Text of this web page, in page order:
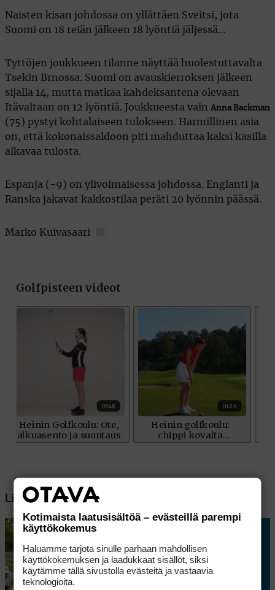
Naisten kisan johdossa on yllättäen Sveitsi, jota
Suomi on 18 reiän jälkeen 18 lyöntiä jäljessä…
Tyttöjen joukkueen tilanne näyttää huolestuttavalta
Tsekin Brnossa. Suomi on avauskierroksen jälkeen
sijalla 14, mutta matkaa kahdeksantena olevaan
Itävaltaan on 12 lyöntiä. Joukkueesta vain Anna Backman
(75) pystyi kohtalaiseen tulokseen. Harmillinen asia
on, että kokonaissaldoon piti mahduttaa kaksi kasilla
alkavaa tulosta.
Espanja (-9) on ylivoimaisessa johdossa. Englanti ja
Ranska jakavat kakkostilaa peräti 20 lyönnin päässä.
Marko Kuivasaari
Lisää aiheesta
Kotimaista laatusisältöä – evästeillä parempi
käyttökokemus
Haluamme tarjota sinulle parhaan mahdollisen
käyttökokemuksen ja laadukkaat sisällöt, siksi
käytämme tällä sivustolla evästeitä ja vastaavia
teknologioita.